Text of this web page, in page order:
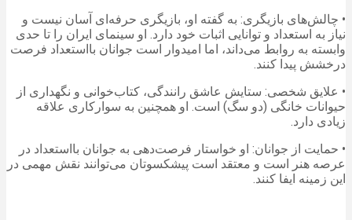
• چالش‌های بازیگری: به گفته او، بازیگری حرفه‌ای آسان نیست و
نیاز به استعداد و توانایی اثبات خود دارد. او سینمای ایران را تا حدی
وابسته به روابط می‌داند، اما امیدوار است جوانان بااستعداد فرصت
درخشش پیدا کنند.
• علایق شخصی: ستایش عاشق رانندگی، کتاب‌خوانی و نگهداری از
حیوانات خانگی (دو سگ) است. او همچنین به سوارکاری علاقه
زیادی دارد.
• حمایت از جوانان: او خواستار فرصت‌دهی به جوانان بااستعداد در
عرصه هنر است و معتقد است پیشکسوتان می‌توانند نقش مهمی در
این زمینه ایفا کنند.